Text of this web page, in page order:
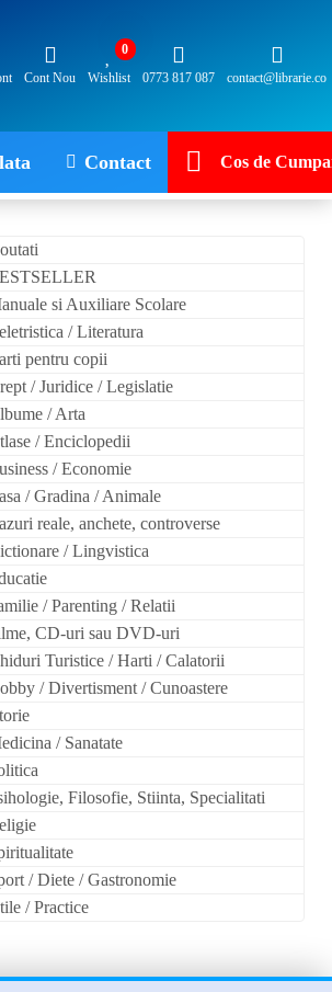
Cont Nou Wishlist
0
0773 817 087
contact@librarie.co
Contact Cos de
si Auxiliare Scolare
/ Literatura
pentru copii
/ Juridice / Legislatie
/ Arta
/ Enciclopedii
/ Economie
/ Gradina / Animale
reale, anchete, controverse
/ Lingvistica
/ Parenting / Relatii
CD-uri sau DVD-uri
Turistice / Harti / Calatorii
/ Divertisment / Cunoastere
/ Sanatate
Filosofie, Stiinta, Specialitati
/ Diete / Gastronomie
/ Practice